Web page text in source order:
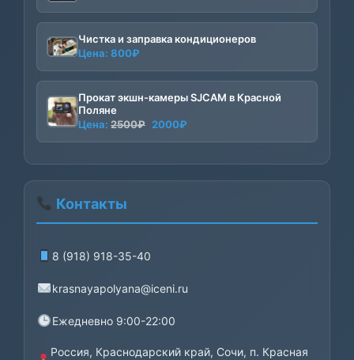
Чистка и заправка кондиционеров
Цена: 800₽
Прокат экшн-камеры SJCAM в Красной
Поляне
Цена: 2500₽ Первоначальная
цена
2000₽
цена:
Контакты
8 (918) 918-35-40
krasnayapolyana@iceni.ru
Ежедневно 9:00-22:00
Россия, Краснодарский край, Сочи, п. Красная